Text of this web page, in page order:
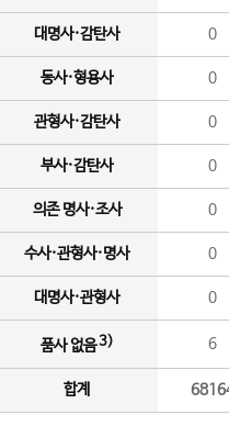
대명사·감탄사 0
동사·형용사 0
관형사·감탄사 0
부사·감탄사 0
의존 명사·조사 0
수사·관형사·명사 0
대명사·관형사 0
품사 없음3) 6
합계